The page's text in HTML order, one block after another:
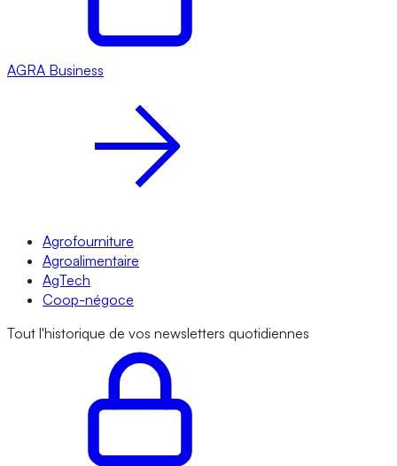
AGRA Business
Agrofourniture
Agroalimentaire
AgTech
Coop-négoce
Tout l'historique de vos newsletters quotidiennes